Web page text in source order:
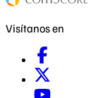
Visítanos en